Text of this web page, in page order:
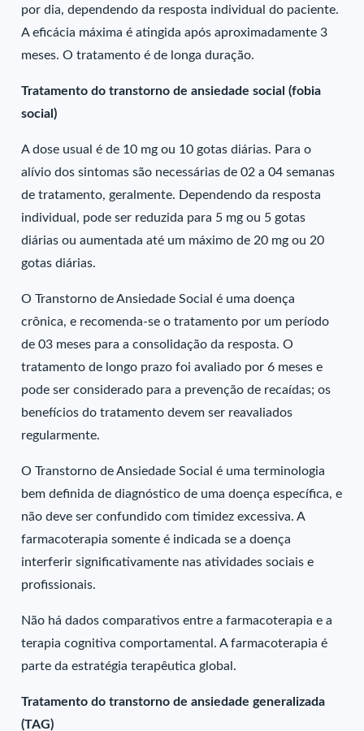
por dia, dependendo da resposta individual do paciente.
A eficácia máxima é atingida após aproximadamente 3
meses. O tratamento é de longa duração.
Tratamento do transtorno de ansiedade social (fobia
social)
A dose usual é de 10 mg ou 10 gotas diárias. Para o
alívio dos sintomas são necessárias de 02 a 04 semanas
de tratamento, geralmente. Dependendo da resposta
individual, pode ser reduzida para 5 mg ou 5 gotas
diárias ou aumentada até um máximo de 20 mg ou 20
gotas diárias.
O Transtorno de Ansiedade Social é uma doença
crônica, e recomenda-se o tratamento por um período
de 03 meses para a consolidação da resposta. O
tratamento de longo prazo foi avaliado por 6 meses e
pode ser considerado para a prevenção de recaídas; os
benefícios do tratamento devem ser reavaliados
regularmente.
O Transtorno de Ansiedade Social é uma terminologia
bem definida de diagnóstico de uma doença específica, e
não deve ser confundido com timidez excessiva. A
farmacoterapia somente é indicada se a doença
interferir significativamente nas atividades sociais e
profissionais.
Não há dados comparativos entre a farmacoterapia e a
terapia cognitiva comportamental. A farmacoterapia é
parte da estratégia terapêutica global.
Tratamento do transtorno de ansiedade generalizada
(TAG)